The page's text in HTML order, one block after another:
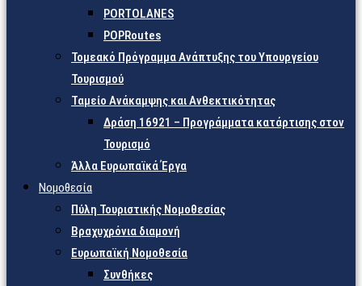
PORTOLANES
POPRoutes
Τομεακό Πρόγραμμα Ανάπτυξης του Υπουργείου
Τουρισμού
Ταμείο Ανάκαμψης και Ανθεκτικότητας
Δράση 16921 – Προγράμματα κατάρτισης στον
Τουρισμό
Άλλα Ευρωπαϊκά Έργα
Νομοθεσία
Πύλη Τουριστικής Νομοθεσίας
Βραχυχρόνια διαμονή
Ευρωπαϊκή Νομοθεσία
Συνθήκες